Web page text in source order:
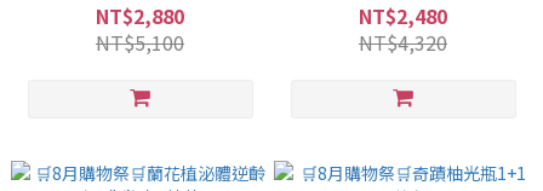
NT$2,880
NT$5,100
NT$2,480
NT$4,320